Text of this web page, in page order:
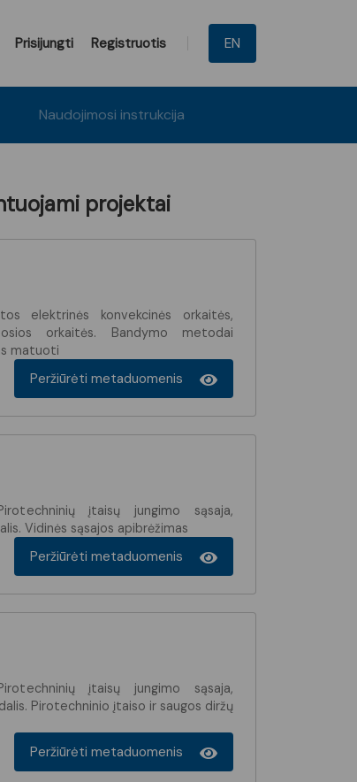
Prisijungti Registruotis EN
Naudojimosi instrukcija
projektai
elektrinės konvekcinės orkaitės,
orkaitės. Bandymo metodai
matuoti
Peržiūrėti metaduomenis
įtaisų jungimo sąsaja,
Vidinės sąsajos apibrėžimas
Peržiūrėti metaduomenis
įtaisų jungimo sąsaja,
Pirotechninio įtaiso ir saugos diržų
Peržiūrėti metaduomenis